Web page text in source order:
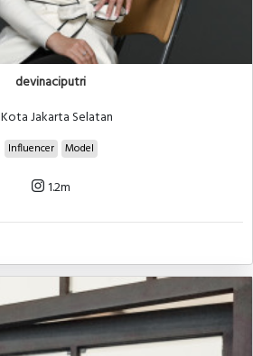
devinaciputri
Kota Jakarta Selatan
Influencer Model
1.2m